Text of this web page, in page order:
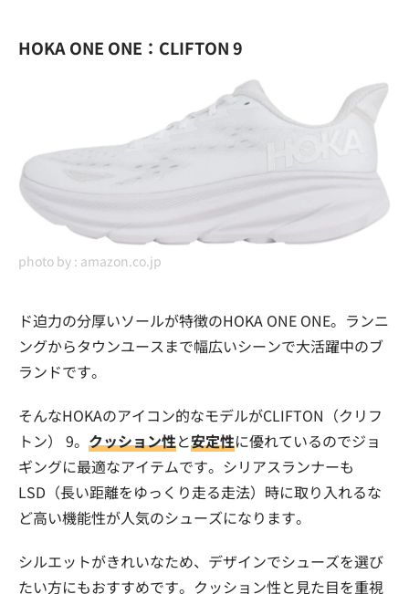
HOKA ONE ONE：CLIFTON 9
photo by : amazon.co.jp
ド迫力の分厚いソールが特徴のHOKA ONE ONE。ランニ
ングからタウンユースまで幅広いシーンで大活躍中のブ
ランドです。
そんなHOKAのアイコン的なモデルがCLIFTON（クリフ
トン） 9。 クッション性と安定性に優れているのでジョ
ギングに最適なアイテムです。シリアスランナーも
LSD（長い距離をゆっくり走る走法）時に取り入れるな
ど高い機能性が人気のシューズになります。
シルエットがきれいなため、デザインでシューズを選び
たい方にもおすすめです。クッション性と見た目を重視